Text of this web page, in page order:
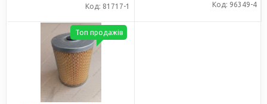
Код: 81717-1 Код: 96349-4
Топ продажів